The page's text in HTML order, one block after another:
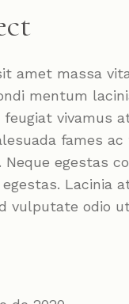
amet massa
mentum
feugiat vivamus
fames
Neque egestas
Lacinia
vulputate odio